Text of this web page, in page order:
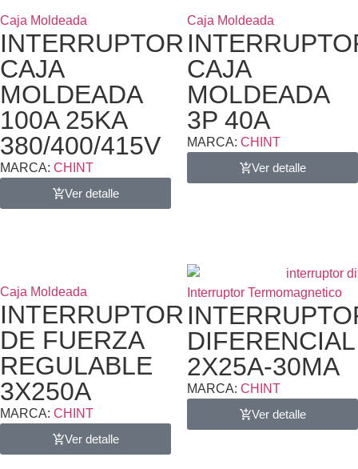
Caja Moldeada
INTERRUPTOR
CAJA
MOLDEADA
100A 25KA
380/400/415V
MARCA: CHINT
Ver detalle
Caja Moldeada
CAJA
MOLDEADA
3P 40A
MARCA: CHINT
Ver detalle
Caja Moldeada
INTERRUPTOR
DE FUERZA
REGULABLE
3X250A
MARCA: CHINT
Ver detalle
Interruptor Termomagnetico
DIFERENCIAL
2X25A-30MA
MARCA: CHINT
Ver detalle